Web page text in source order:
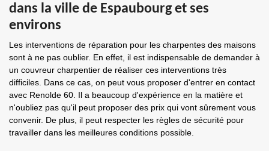
dans la ville de Espaubourg et ses
environs
Les interventions de réparation pour les charpentes des maisons
sont à ne pas oublier. En effet, il est indispensable de demander à
un couvreur charpentier de réaliser ces interventions très
difficiles. Dans ce cas, on peut vous proposer d'entrer en contact
avec Renolde 60. Il a beaucoup d'expérience en la matière et
n'oubliez pas qu'il peut proposer des prix qui vont sûrement vous
convenir. De plus, il peut respecter les règles de sécurité pour
travailler dans les meilleures conditions possible.